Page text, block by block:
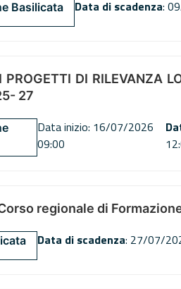
Basilicata Data di scadenza:
DI RILEVANZA
27
Data inizio: 16/07/2026
09:00
regionale di
Data di scadenza: 27/07/